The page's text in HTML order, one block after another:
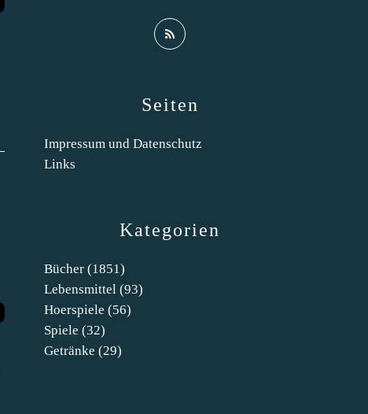
Kategorien
Bücher (1851)
Lebensmittel (93)
Hoerspiele (56)
Spiele (32)
Getränke (29)
Seiten
Impressum und Datenschutz
Links